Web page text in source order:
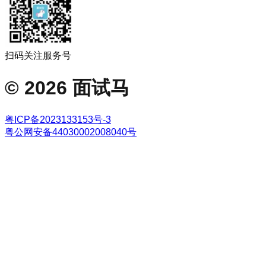
扫码关注服务号
© 2026 面试马
粤ICP备2023133153号-3
粤公网安备44030002008040号